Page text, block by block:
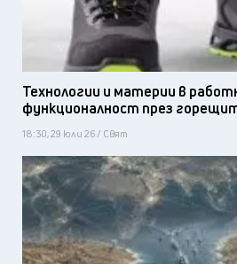
Технологии и материи в
функционалност през
18:30, 29 юли 26 / Свят